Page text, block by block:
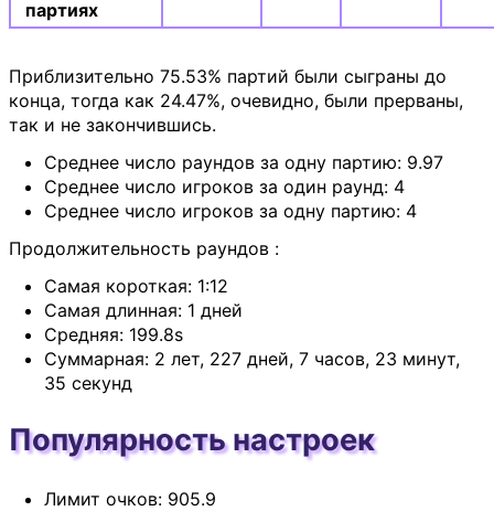
партиях
Приблизительно 75.53% партий были сыграны до
конца, тогда как 24.47%, очевидно, были прерваны,
так и не закончившись.
Среднее число раундов за одну партию: 9.97
Среднее число игроков за один раунд: 4
Среднее число игроков за одну партию: 4
Продолжительность раундов :
Самая короткая: 1:12
Самая длинная: 1 дней
Средняя: 199.8s
Суммарная: 2 лет, 227 дней, 7 часов, 23 минут,
35 секунд
Популярность настроек
Лимит очков: 905.9